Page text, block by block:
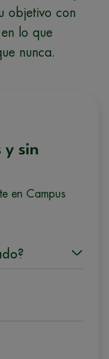
objetivo con
lo que
nunca.
y sin
en Campus